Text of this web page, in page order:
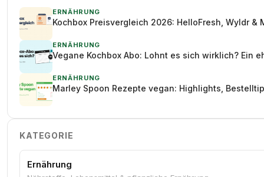
ERNÄHRUNG
Kochbox Preisvergleich 2026: HelloFresh, Wyldr &
ERNÄHRUNG
Vegane Kochbox Abo: Lohnt es sich wirklich? Ein
ERNÄHRUNG
Marley Spoon Rezepte vegan: Highlights,
KATEGORIE
Ernährung